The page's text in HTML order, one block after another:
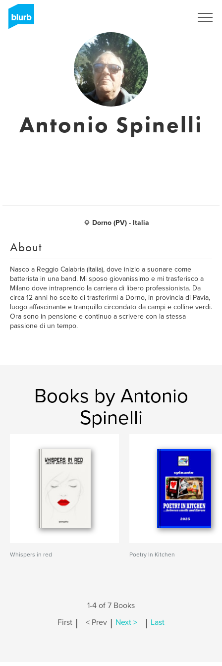
Antonio Spinelli
Dorno (PV) - Italia
About
Nasco a Reggio Calabria (Italia), dove inizio a suonare come
batterista in una band. Mi sposo giovanissimo e mi trasferisco a
Milano dove intraprendo la carriera di libero professionista. Da
circa 12 anni ho scelto di trasferirmi a Dorno, in provincia di Pavia,
luogo affascinante e tranquillo circondato da campi e colline verdi.
Ora sono in pensione e continuo a scrivere con la stessa
passione di un tempo.
Books by Antonio
Spinelli
Whispers in red Poetry In Kitchen
1-4 of 7 Books
First | < Prev | Next > | Last